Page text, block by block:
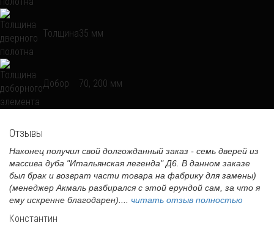
Толщина35 мм
Добор 70, 200 мм
Отзывы
Наконец получил свой долгожданный заказ - семь дверей из
массива дуба "Итальянская легенда" Д6. В данном заказе
был брак и возврат части товара на фабрику для замены)
(менеджер Акмаль разбирался с этой ерундой сам, за что я
ему искренне благодарен).... читать отзыв полностью
Константин